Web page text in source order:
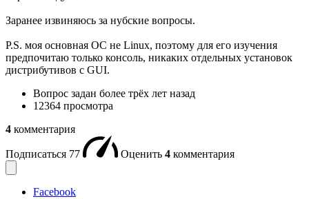
Заранее извиняюсь за нубские вопросы.
P.S. моя основная ОС не Linux, поэтому для его изучения
предпочитаю только консоль, никаких отдельных установок
дистрибутивов с GUI.
Вопрос задан более трёх лет назад
12364 просмотра
4 комментария
Подписаться 77 Оценить 4 комментария
Facebook